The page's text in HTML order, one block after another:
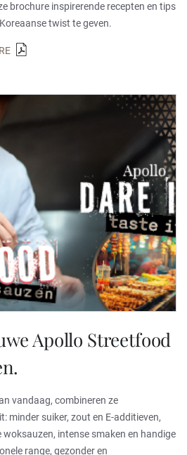
brochure inspirerende recepten en tips
twist te geven.
Apollo Streetfood
vandaag, combineren ze
minder suiker, zout en E-additieven,
woksauzen, intense smaken en handige
range, gezonder en